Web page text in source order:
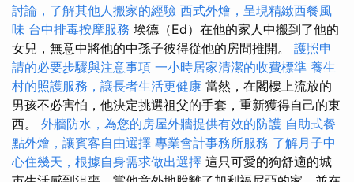
討論，了解其他人搬家的經驗 西式外燴，呈現精緻西餐風
味 台中排毒按摩服務 埃德（Ed）在他的家人中搬到了他的
女兒，無意中將他的中孫子彼得從他的房間推開。 護照申
請的必要步驟與注意事項 一小時居家清潔的收費標準 養生
村的照護服務，讓長者生活更健康 當然，在閣樓上流放的
男孩不必害怕，他決定挑選祖父的手套，重新獲得自己的東
西。 外牆防水，為您的房屋外牆提供有效的防護 自助式餐
點外燴，讓賓客自由選擇 專業會計事務所服務 了解月子中
心住幾天，根據自身需求做出選擇 這只可愛的狗舒適的城